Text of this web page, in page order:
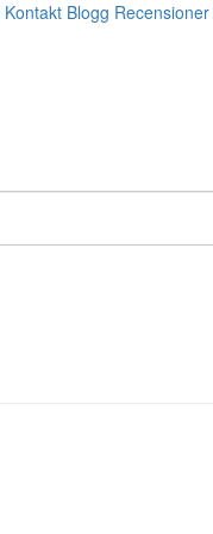
Kontakt Blogg Recensioner